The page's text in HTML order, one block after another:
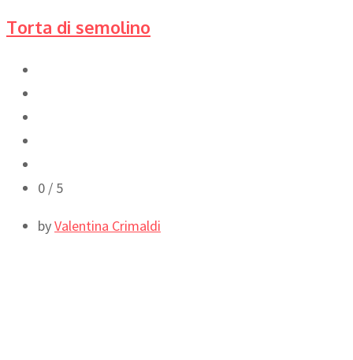
Torta di semolino
0 / 5
byValentina Crimaldi